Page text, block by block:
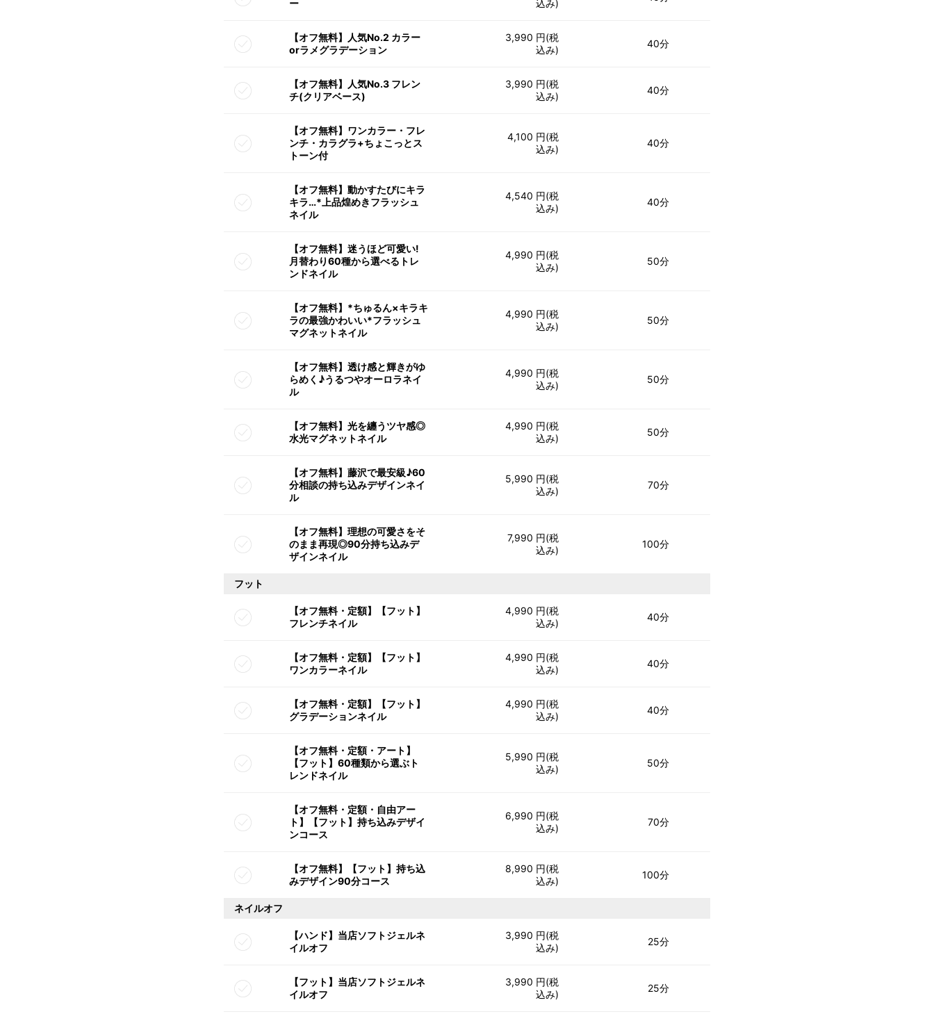
ー
込み)
【オフ無料】人気No.2 カラー
orラメグラデーション
3,990 円(税
込み)
40分
【オフ無料】人気No.3 フレン
チ(クリアベース)
3,990 円(税
込み)
40分
【オフ無料】ワンカラー・フレ
ンチ・カラグラ+ちょこっとス
トーン付
4,100 円(税
込み)
40分
【オフ無料】動かすたびにキラ
キラ…*上品煌めきフラッシュ
ネイル
4,540 円(税
込み)
40分
【オフ無料】迷うほど可愛い!
月替わり60種から選べるトレ
ンドネイル
4,990 円(税
込み)
50分
【オフ無料】*ちゅるん×キラキ
ラの最強かわいい*フラッシュ
マグネットネイル
4,990 円(税
込み)
50分
【オフ無料】透け感と輝きがゆ
らめく♪うるつやオーロラネイ
ル
4,990 円(税
込み)
50分
【オフ無料】光を纏うツヤ感◎
水光マグネットネイル
4,990 円(税
込み)
50分
【オフ無料】藤沢で最安級♪60
分相談の持ち込みデザインネイ
ル
5,990 円(税
込み)
70分
【オフ無料】理想の可愛さをそ
のまま再現◎90分持ち込みデ
ザインネイル
7,990 円(税
込み)
100分
フット
【オフ無料・定額】【フット】
フレンチネイル
4,990 円(税
込み)
40分
【オフ無料・定額】【フット】
ワンカラーネイル
4,990 円(税
込み)
40分
【オフ無料・定額】【フット】
グラデーションネイル
4,990 円(税
込み)
40分
【オフ無料・定額・アート】
【フット】60種類から選ぶト
レンドネイル
5,990 円(税
込み)
50分
【オフ無料・定額・自由アー
ト】【フット】持ち込みデザイ
ンコース
6,990 円(税
込み)
70分
【オフ無料】【フット】持ち込
みデザイン90分コース
8,990 円(税
込み)
100分
ネイルオフ
【ハンド】当店ソフトジェルネ
イルオフ
3,990 円(税
込み)
25分
【フット】当店ソフトジェルネ
イルオフ
3,990 円(税
込み)
25分